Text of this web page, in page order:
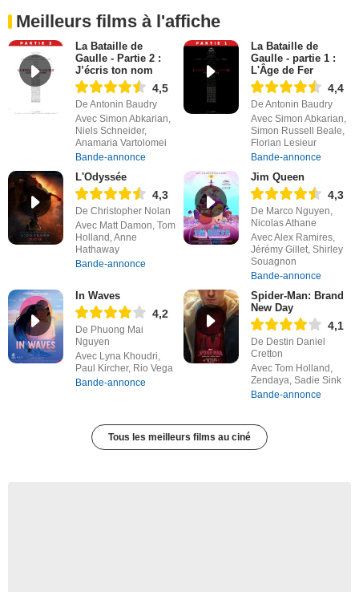
Meilleurs films à l'affiche
La Bataille de
Gaulle - Partie 2 :
J’écris ton nom
4,5
De Antonin Baudry
Avec Simon Abkarian,
Niels Schneider,
Anamaria Vartolomei
Bande-annonce
La Bataille de
Gaulle - partie 1 :
L'Âge de Fer
4,4
De Antonin Baudry
Avec Simon Abkarian,
Simon Russell Beale,
Florian Lesieur
Bande-annonce
L'Odyssée
4,3
De Christopher Nolan
Avec Matt Damon, Tom
Holland, Anne
Hathaway
Bande-annonce
Jim Queen
4,3
De Marco Nguyen,
Nicolas Athane
Avec Alex Ramires,
Jérémy Gillet, Shirley
Souagnon
Bande-annonce
In Waves
4,2
De Phuong Mai
Nguyen
Avec Lyna Khoudri,
Paul Kircher, Rio Vega
Bande-annonce
Spider-Man: Brand
New Day
4,1
De Destin Daniel
Cretton
Avec Tom Holland,
Zendaya, Sadie Sink
Bande-annonce
Tous les meilleurs films au ciné